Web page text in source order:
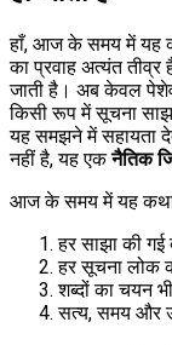
हाँ, आज के समय में यह
का प्रवाह अत्यंत
जाती है। अब केवल
किसी रूप में सूचना
यह समझने में सहायता
नहीं है, यह एकनैतिक
आज के समय में यह कथा
हर साझा की गई
हर सूचना लोक
शब्दों का चयन
सत्य, समय और